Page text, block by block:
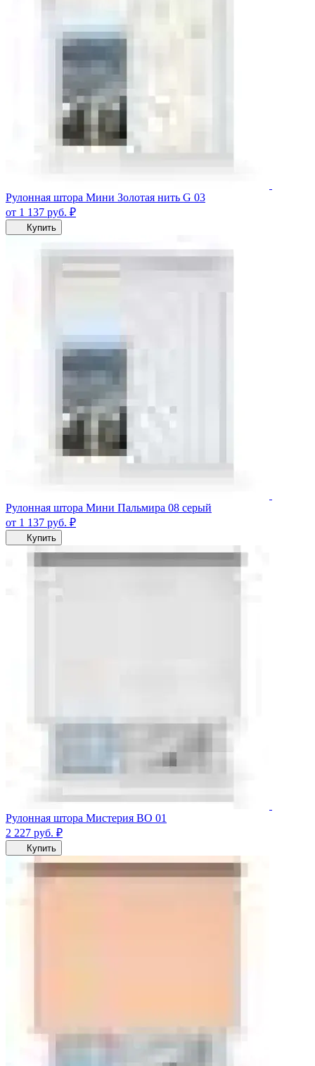
Рулонная штора Мини Золотая нить G 03
от 1 137 руб. ₽
Купить
Рулонная штора Мини Пальмира 08 серый
от 1 137 руб. ₽
Купить
Рулонная штора Мистерия ВО 01
2 227 руб. ₽
Купить